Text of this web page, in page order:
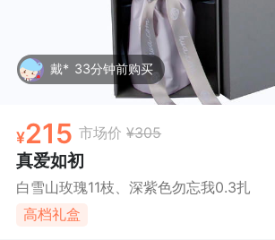
戴* 33分钟前购买
215 市场价 ¥305
真爱如初
白雪山玫瑰11枝、深紫色勿忘我0.3扎
高档礼盒
山,义乌,惠阳,银川,温江,燕郊,新都,涿州,
海安县,都江堰,增城,仙桃,菏泽
确定